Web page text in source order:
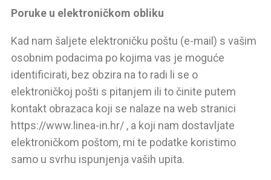
Poruke u elektroničkom obliku
Kad nam šaljete elektroničku poštu (e-mail) s vašim
osobnim podacima po kojima vas je moguće
identificirati, bez obzira na to radi li se o
elektroničkoj pošti s pitanjem ili to činite putem
kontakt obrazaca koji se nalaze na web stranici
https://www.l inea-in.hr/ , a koji nam dostavljate
elektroničkom poštom, mi te podatke koristimo
samo u svrhu ispunjenja vaših upita.